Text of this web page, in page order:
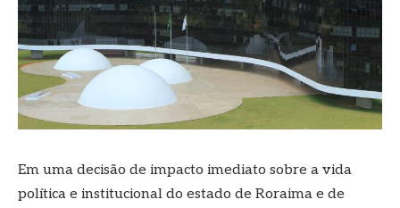
Em uma decisão de impacto imediato sobre a vida
política e institucional do estado de Roraima e de